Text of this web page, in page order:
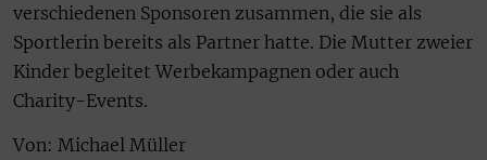
verschiedenen Sponsoren zusammen, die sie als
Sportlerin bereits als Partner hatte. Die Mutter zweier
Kinder begleitet Werbekampagnen oder auch
Charity-Events.
Von: Michael Müller